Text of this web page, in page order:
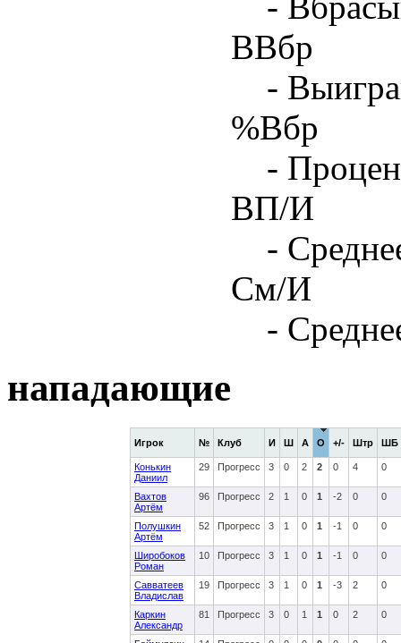
ВВбр
-
%Вбр
-
ВП/И
-
См/И
-
нападающие
Игрок № Клуб И Ш А О +/- Штр ШБ
Конькин
Даниил
29 Прогресс 3 0 2 2 0 4 0
Вахтов
Артём
96 Прогресс 2 1 0 1 -2 0 0
Полушкин
Артём
52 Прогресс 3 1 0 1 -1 0 0
Широбоков
Роман
10 Прогресс 3 1 0 1 -1 0 0
Савватеев
Владислав
19 Прогресс 3 1 0 1 -3 2 0
Каркин
Александр
81 Прогресс 3 0 1 1 0 2 0